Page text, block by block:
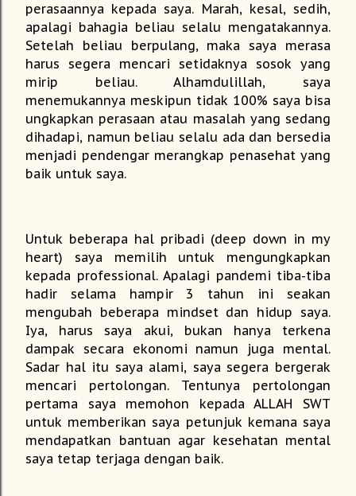
perasaannya kepada saya. Marah, kesal, sedih,
apalagi bahagia beliau selalu mengatakannya.
Setelah beliau berpulang, maka saya merasa
harus segera mencari setidaknya sosok yang
mirip beliau. Alhamdulillah, saya
menemukannya meskipun tidak 100% saya bisa
ungkapkan perasaan atau masalah yang sedang
dihadapi, namun beliau selalu ada dan bersedia
menjadi pendengar merangkap penasehat yang
baik untuk saya.
Untuk beberapa hal pribadi (deep down in my
heart) saya memilih untuk mengungkapkan
kepada professional. Apalagi pandemi tiba-tiba
hadir selama hampir 3 tahun ini seakan
mengubah beberapa mindset dan hidup saya.
Iya, harus saya akui, bukan hanya terkena
dampak secara ekonomi namun juga mental.
Sadar hal itu saya alami, saya segera bergerak
mencari pertolongan. Tentunya pertolongan
pertama saya memohon kepada ALLAH SWT
untuk memberikan saya petunjuk kemana saya
mendapatkan bantuan agar kesehatan mental
saya tetap terjaga dengan baik.